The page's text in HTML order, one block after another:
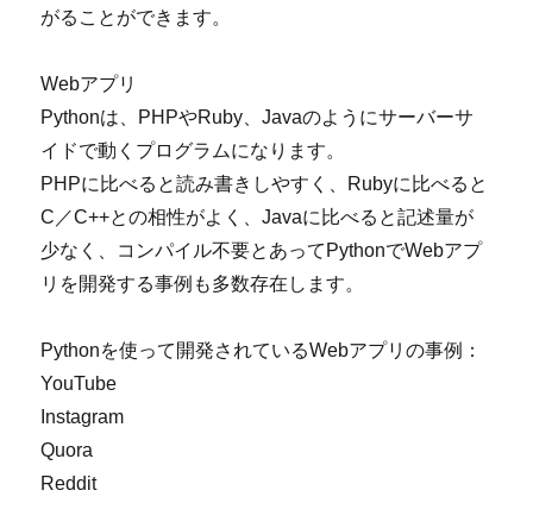
がることができます。
Webアプリ
Pythonは、PHPやRuby、Javaのようにサーバーサ
イドで動くプログラムになります。
PHPに比べると読み書きしやすく、Rubyに比べると
C／C++との相性がよく、Javaに比べると記述量が
少なく、コンパイル不要とあってPythonでWebアプ
リを開発する事例も多数存在します。
Pythonを使って開発されているWebアプリの事例：
YouTube
Instagram
Quora
Reddit